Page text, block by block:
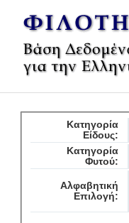
Κατηγορία
Είδους:
Κατηγορία
Φυτού:
Αλφαβητική
Επιλογή: